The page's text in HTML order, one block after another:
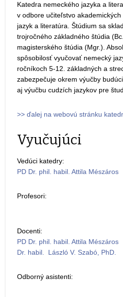
Katedra nemeckého jazyka a
v odbore učiteľstvo
jazyk a literatúra. Štúdium sa
trojročného základného štúdia
magisterského štúdia (Mgr.).
spôsobilosť vyučovať nemecký
ročníkoch 5-12. základných a
zabezpečuje okrem výučby
aj výučbu cudzích jazykov pre
>> ďalej na webovú stránku
Vyučujúci
Vedúci katedry:
PD Dr. phil. habil. Attila Mészáros
Profesori:
Docenti:
PD Dr. phil. habil. Attila Mészáros
Dr. habil. László V. Szabó, PhD.
Odborný asistenti: